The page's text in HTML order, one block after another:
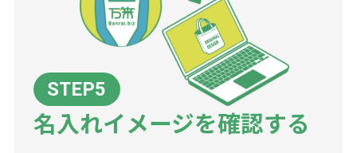
名入れイメージを確認する